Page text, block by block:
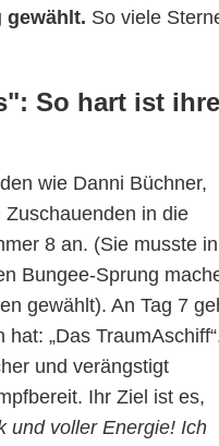
gewählt. So viele
So hart ist ihre
wie Danni Büchner,
Zuschauenden in die
8 an. (Sie musste in
Bungee-Sprung
gewählt). An Tag 7
„Das
und verängstigt
Ihr Ziel ist es,
und voller Energie! Ich